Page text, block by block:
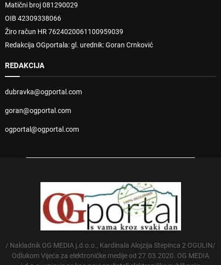
Matični broj 081290029
OIB 42309338066
Žiro račun HR 7624020061100959039
Redakcija OGportala: gl. urednik: Goran Crnković
REDAKCIJA
dubravka@ogportal.com
goran@ogportal.com
ogportal@ogportal.com
/ Nakladnik OG MEDIA j.d.o.o., Kardinala Alojzija Stepinca 2 OGULIN/
Odlukom Vijeća za elektroničke medije od 27.03.2020. OG MEDIA